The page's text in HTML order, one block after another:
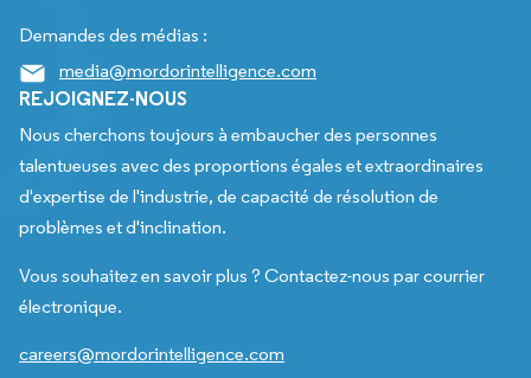
Demandes des médias :
media@mordorintelligence.com
REJOIGNEZ-NOUS
Nous cherchons toujours à embaucher des personnes
talentueuses avec des proportions égales et extraordinaires
d'expertise de l'industrie, de capacité de résolution de
problèmes et d'inclination.
Vous souhaitez en savoir plus ? Contactez-nous par courrier
électronique.
careers@mordorintelligence.com